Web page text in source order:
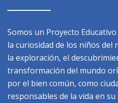
Somos un Proyecto
la curiosidad de los niños del
la exploración, el
transformación del mundo
por el bien común, como
responsables de la vida en